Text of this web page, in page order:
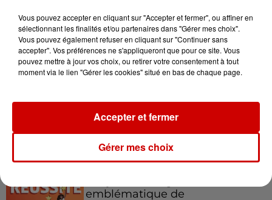
Le Duel - Gagnez votre balade
en jet ski !
emblématique de
Vous pouvez accepter en cliquant sur "Accepter et fermer", ou affiner en
sélectionnant les finalités et/ou partenaires dans "Gérer mes choix".
Vous pouvez également refuser en cliquant sur "Continuer sans
accepter". Vos préférences ne s'appliqueront que pour ce site. Vous
pouvez mettre à jour vos choix, ou retirer votre consentement à tout
moment via le lien "Gérer les cookies" situé en bas de chaque page.
Gérer mes choix
Accepter et fermer